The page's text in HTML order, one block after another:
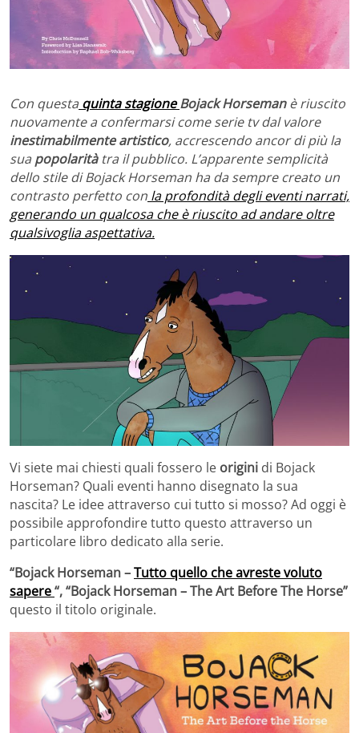
Con questa quinta stagioneBojack Horsemanè riuscito
nuovamente a confermarsi come serie tv dal valore
inestimabilmente artistico, accrescendo ancor di più la
sua popolaritàtra il pubblico. L’apparente semplicità
dello stile di Bojack Horseman ha da sempre creato un
contrasto perfetto con la profondità degli eventi narrati,
generando un qualcosa che è riuscito ad andare oltre
qualsivoglia aspettativa.
Vi siete mai chiesti quali fossero le origini di Bojack
Horseman? Quali eventi hanno disegnato la sua
nascita? Le idee attraverso cui tutto si mosso? Ad oggi è
possibile approfondire tutto questo attraverso un
particolare libro dedicato alla serie.
“Bojack Horseman –Tutto quello che avreste voluto
sapere“, “Bojack Horseman – The Art Before The Horse”
questo il titolo originale.